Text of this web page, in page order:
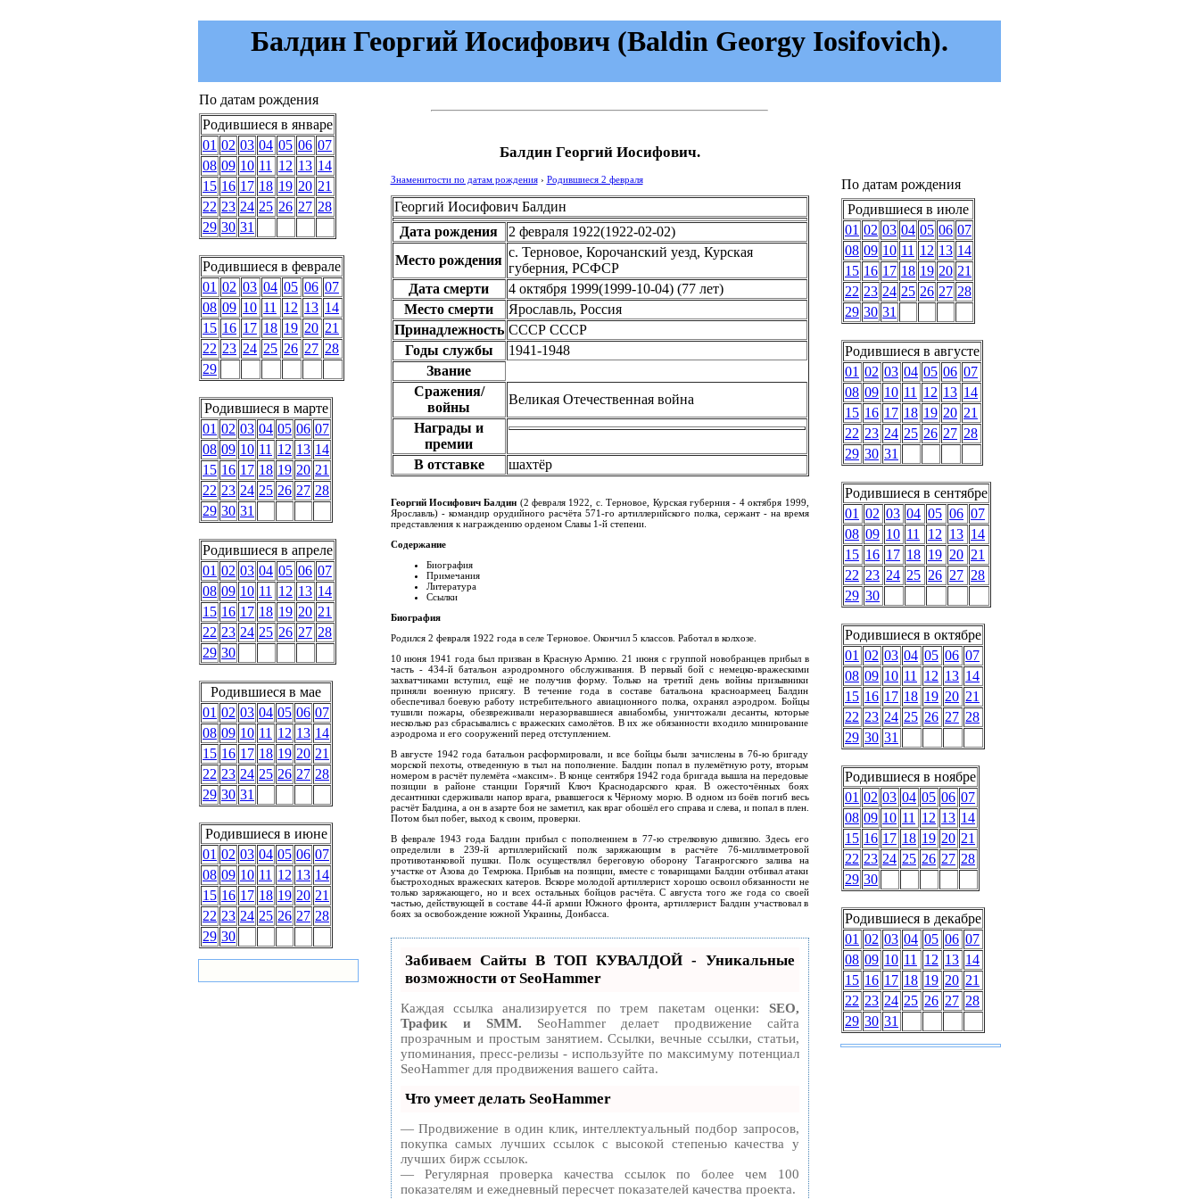
Балдин Георгий Иосифович (Baldin Georgy Iosifovich).
По датам рождения
Родившиеся в январе
01 02 03 04 05 06 07
08 09 10 11 12 13 14
15 16 17 18 19 20 21
22 23 24 25 26 27 28
29 30 31
Родившиеся в феврале
01 02 03 04 05 06 07
08 09 10 11 12 13 14
15 16 17 18 19 20 21
22 23 24 25 26 27 28
29
Родившиеся в марте
01 02 03 04 05 06 07
08 09 10 11 12 13 14
15 16 17 18 19 20 21
22 23 24 25 26 27 28
29 30 31
Родившиеся в апреле
01 02 03 04 05 06 07
08 09 10 11 12 13 14
15 16 17 18 19 20 21
22 23 24 25 26 27 28
29 30
Родившиеся в мае
01 02 03 04 05 06 07
08 09 10 11 12 13 14
15 16 17 18 19 20 21
22 23 24 25 26 27 28
29 30 31
Родившиеся в июне
01 02 03 04 05 06 07
08 09 10 11 12 13 14
15 16 17 18 19 20 21
22 23 24 25 26 27 28
29 30
Балдин Георгий Иосифович.
Знаменитости по датам рождения› Родившиеся 2 февраля
Георгий Иосифович Балдин
Дата рождения
2 февраля 1922(1922-02-02)
Место рождения
с. Терновое, Корочанский уезд, Курская
губерния, РСФСР
Дата смерти
4 октября 1999(1999-10-04) (77 лет)
Место смерти
Ярославль, Россия
Принадлежность СССРСССР
Годы службы
1941-1948
Звание
Сражения/
войны
Великая Отечественная война
Награды и
премии
В отставке
шахтёр
Георгий Иосифович Балдин (2 февраля 1922, с. Терновое, Курская губерния - 4 октября 1999,
Ярославль) - командир орудийного расчёта 571-го артиллерийского полка, сержант - на время
представления к награждению орденом Славы 1-й степени.
Содержание
Биография
Примечания
Литература
Ссылки
Биография
Родился 2 февраля 1922 года в селе Терновое. Окончил 5 классов. Работал в колхозе.
10 июня 1941 года был призван в Красную Армию. 21 июня с группой новобранцев прибыл в
часть - 434-й батальон аэродромного обслуживания. В первый бой с немецко-вражескими
захватчиками вступил, ещё не получив форму. Только на третий день войны призывники
приняли военную присягу. В течение года в составе батальона красноармеец Балдин
обеспечивал боевую работу истребительного авиационного полка, охранял аэродром. Бойцы
тушили пожары, обезвреживали неразорвавшиеся авиабомбы, уничтожали десанты, которые
несколько раз сбрасывались с вражеских самолётов. В их же обязанности входило минирование
аэродрома и его сооружений перед отступлением.
В августе 1942 года батальон расформировали, и все бойцы были зачислены в 76-ю бригаду
морской пехоты, отведенную в тыл на пополнение. Балдин попал в пулемётную роту, вторым
номером в расчёт пулемёта «максим». В конце сентября 1942 года бригада вышла на передовые
позиции в районе станции Горячий Ключ Краснодарского края. В ожесточённых боях
десантники сдерживали напор врага, рвавшегося к Чёрному морю. В одном из боёв погиб весь
расчёт Балдина, а он в азарте боя не заметил, как враг обошёл его справа и слева, и попал в плен.
Потом был побег, выход к своим, проверки.
В феврале 1943 года Балдин прибыл с пополнением в 77-ю стрелковую дивизию. Здесь его
определили в 239-й артиллерийский полк заряжающим в расчёте 76-миллиметровой
противотанковой пушки. Полк осуществлял береговую оборону Таганрогского залива на
участке от Азова до Темрюка. Прибыв на позиции, вместе с товарищами Балдин отбивал атаки
быстроходных вражеских катеров. Вскоре молодой артиллерист хорошо освоил обязанности не
только заряжающего, но и всех остальных бойцов расчёта. С августа того же года со своей
частью, действующей в составе 44-й армии Южного фронта, артиллерист Балдин участвовал в
боях за освобождение южной Украины, Донбасса.
Забиваем Сайты В ТОП КУВАЛДОЙ - Уникальные
возможности от SeoHammer
Каждая ссылка анализируется по трем пакетам оценки: SEO,
Трафик и SMM. SeoHammer делает продвижение сайта
прозрачным и простым занятием. Ссылки, вечные ссылки, статьи,
упоминания, пресс-релизы - используйте по максимуму потенциал
SeoHammer для продвижения вашего сайта.
Что умеет делать SeoHammer
— Продвижение в один клик, интеллектуальный подбор запросов,
покупка самых лучших ссылок с высокой степенью качества у
лучших бирж ссылок.
— Регулярная проверка качества ссылок по более чем 100
показателям и ежедневный пересчет показателей качества проекта.
По датам рождения
Родившиеся в июле
01 02 03 04 05 06 07
08 09 10 11 12 13 14
15 16 17 18 19 20 21
22 23 24 25 26 27 28
29 30 31
Родившиеся в августе
01 02 03 04 05 06 07
08 09 10 11 12 13 14
15 16 17 18 19 20 21
22 23 24 25 26 27 28
29 30 31
Родившиеся в сентябре
01 02 03 04 05 06 07
08 09 10 11 12 13 14
15 16 17 18 19 20 21
22 23 24 25 26 27 28
29 30
Родившиеся в октябре
01 02 03 04 05 06 07
08 09 10 11 12 13 14
15 16 17 18 19 20 21
22 23 24 25 26 27 28
29 30 31
Родившиеся в ноябре
01 02 03 04 05 06 07
08 09 10 11 12 13 14
15 16 17 18 19 20 21
22 23 24 25 26 27 28
29 30
Родившиеся в декабре
01 02 03 04 05 06 07
08 09 10 11 12 13 14
15 16 17 18 19 20 21
22 23 24 25 26 27 28
29 30 31